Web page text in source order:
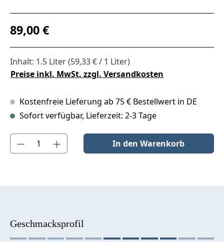
Regulärer Preis:
89,00 €
Inhalt: 1.5 Liter(59,33 € / 1 Liter)
Preise inkl. MwSt. zzgl. Versandkosten
Kostenfreie Lieferung ab 75 € Bestellwert in DE
Sofort verfügbar, Lieferzeit: 2-3 Tage
Produkt Anzahl: Gib den gewünschten Wert ein oder benutze
In den Warenkorb
Geschmacksprofil